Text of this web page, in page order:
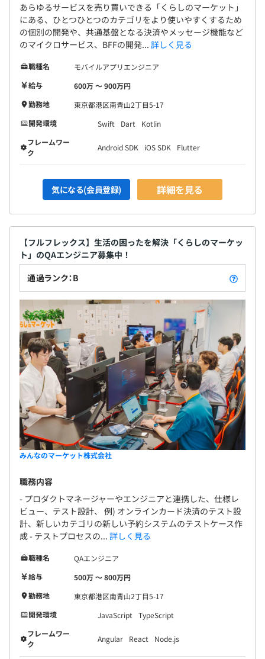
あらゆるサービスを売り買いできる「くらしのマーケット」
にある、ひとつひとつのカテゴリをより使いやすくするため
の個別の開発や、共通基盤となる決済やメッセージ機能など
のマイクロサービス、BFFの開発... 詳しく見る
職種名
モバイルアプリエンジニア
給与
600万 〜 900万円
勤務地
東京都港区南青山2丁目5-17
開発環境
Swift Dart
Kotlin
フレームワー
ク
Android SDK iOS SDK Flutter
気になる(会員登録) 詳細を見る
【フルフレックス】生活の困ったを解決「くらしのマーケッ
ト」のQAエンジニア募集中！
通過ランク：B
みんなのマーケット株式会社
職務内容
- プロダクトマネージャーやエンジニアと連携した、仕様レ
ビュー、テスト設計、 例) オンラインカード決済のテスト設
計、新しいカテゴリの新しい予約システムのテストケース作
成 - テストプロセスの... 詳しく見る
職種名
QAエンジニア
給与
500万 〜 800万円
勤務地
東京都港区南青山2丁目5-17
開発環境
JavaScript
TypeScript
フレームワー
ク
Angular React Node.js